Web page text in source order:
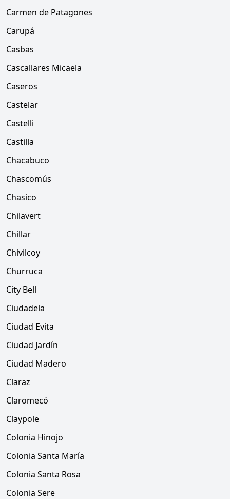
Carmen de Patagones
Carupá
Casbas
Cascallares Micaela
Caseros
Castelar
Castelli
Castilla
Chacabuco
Chascomús
Chasico
Chilavert
Chillar
Chivilcoy
Churruca
City Bell
Ciudadela
Ciudad Evita
Ciudad Jardín
Ciudad Madero
Claraz
Claromecó
Claypole
Colonia Hinojo
Colonia Santa María
Colonia Santa Rosa
Colonia Sere